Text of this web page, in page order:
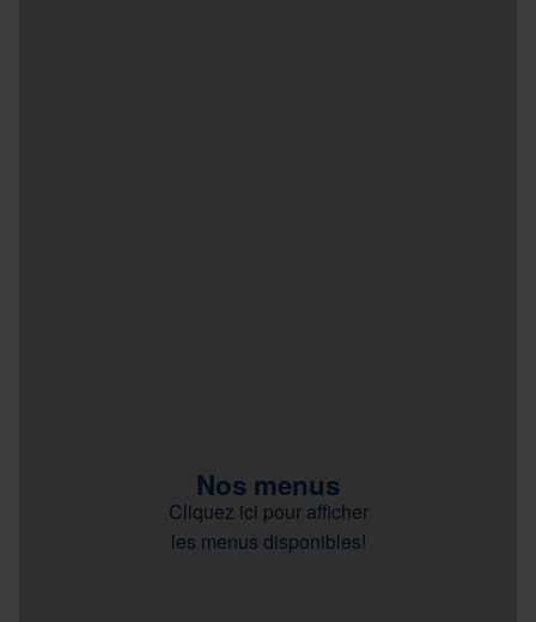
Nos menus
Cliquez ici pour afficher
les menus disponibles!